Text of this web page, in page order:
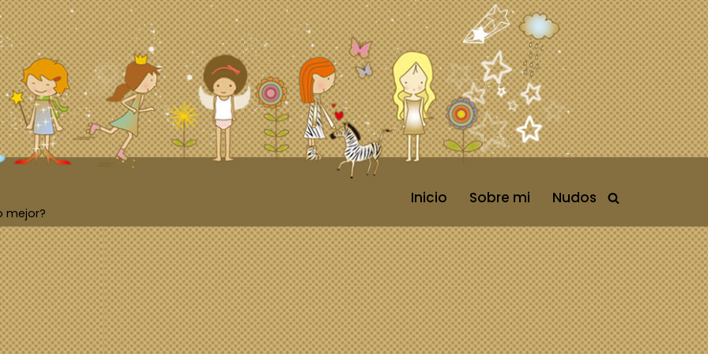
mejor?
Inicio Sobre mi Nudos